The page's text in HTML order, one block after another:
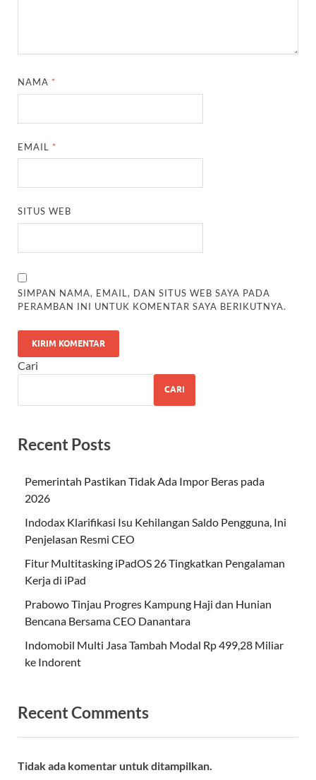
NAMA *
EMAIL *
SITUS WEB
SIMPAN NAMA, EMAIL, DAN SITUS WEB SAYA PADA
PERAMBAN INI UNTUK KOMENTAR SAYA BERIKUTNYA.
Cari
CARI
Recent Posts
Pemerintah Pastikan Tidak Ada Impor Beras pada
2026
Indodax Klarifikasi Isu Kehilangan Saldo Pengguna, Ini
Penjelasan Resmi CEO
Fitur Multitasking iPadOS 26 Tingkatkan Pengalaman
Kerja di iPad
Prabowo Tinjau Progres Kampung Haji dan Hunian
Bencana Bersama CEO Danantara
Indomobil Multi Jasa Tambah Modal Rp 499,28 Miliar
ke Indorent
Recent Comments
Tidak ada komentar untuk ditampilkan.